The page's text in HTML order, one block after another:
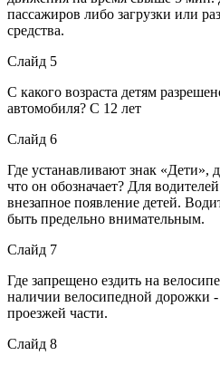
пассажиров либо загрузки или
средства.
Слайд 5
С какого возраста детям
автомобиля? С 12 лет
Слайд 6
Где устанавливают знак «Дети»,
что он обозначает? Для
внезапное появление детей.
быть предельно внимательным.
Слайд 7
Где запрещено ездить на
наличии велосипедной дорожки
проезжей части.
Слайд 8